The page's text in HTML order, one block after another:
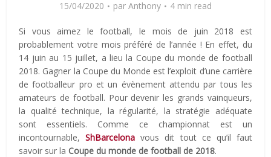
15/04/2020 par Anthony 4 min read
Si vous aimez le football, le mois de juin 2018 est
probablement votre mois préféré de l’année ! En effet, du
14 juin au 15 juillet, a lieu la Coupe du monde de football
2018. Gagner la Coupe du Monde est l’exploit d’une carrière
de footballeur pro et un évènement attendu par tous les
amateurs de football. Pour devenir les grands vainqueurs,
la qualité technique, la régularité, la stratégie adéquate
sont essentiels. Comme ce championnat est un
incontournable,ShBarcelona vous dit tout ce qu’il faut
savoir sur laCoupe du monde de football de 2018.